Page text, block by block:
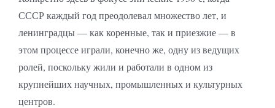
СССР каждый год преодолевал множество лет, и
ленинградцы — как коренные, так и приезжие — в
этом процессе играли, конечно же, одну из ведущих
ролей, поскольку жили и работали в одном из
крупнейших научных, промышленных и культурных
центров.